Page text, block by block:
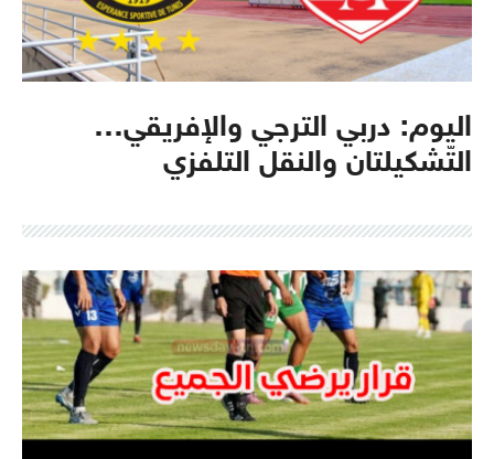
اليوم: دربي الترجي والإفريقي…
التّشكيلتان والنقل التلفزي